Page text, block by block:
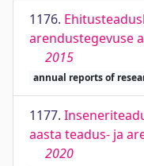
1176.
arendustegevuse
2015
annual reports of
1177.
aasta teadus- ja
2020